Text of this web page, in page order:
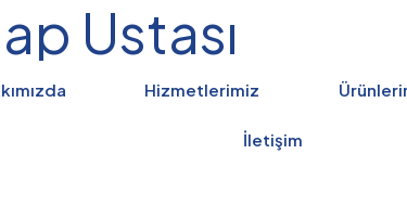
Hizmetlerimiz
İletişim
Ustası